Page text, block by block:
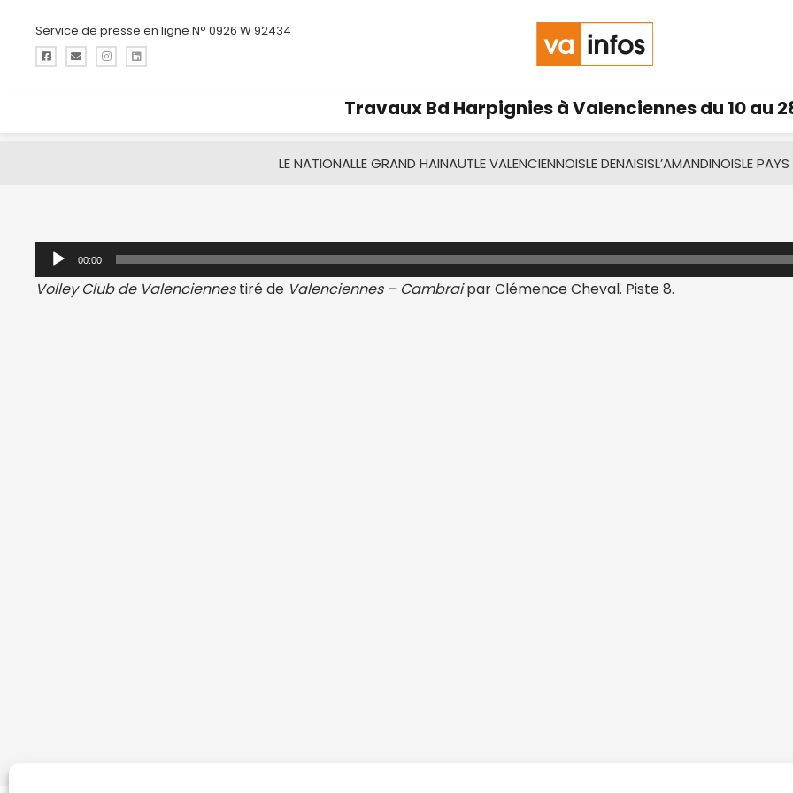
Service de presse en ligne N° 0926 W 92434
Travaux Bd Harpignies à Valenciennes du 10 au
LE NATIONALLE GRAND HAINAUTLE VALENCIENNOISLE DENAISISL’AMANDINOISLE
Lecteur
audio
00:00
Volley Club de Valenciennestiré de Valenciennes – Cambraipar Clémence Cheval. Piste 8.